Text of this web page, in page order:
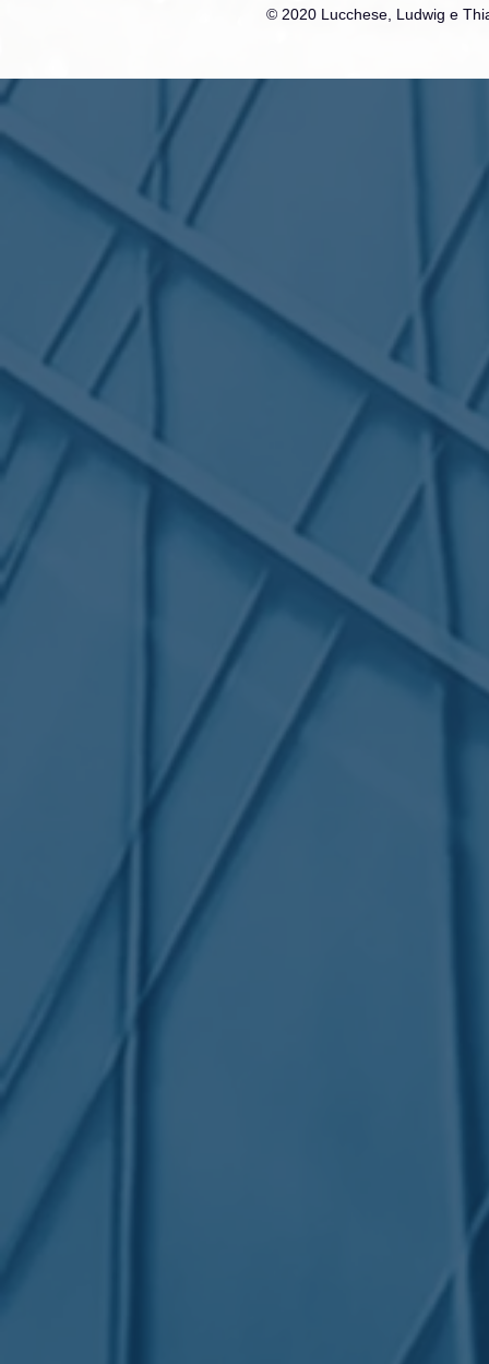
© 2020 Lucchese, Ludwig e